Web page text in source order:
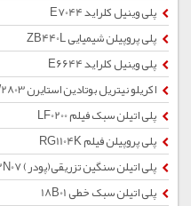
پلی وینیل کلراید E7044
پلی پروپیلن شیمیایی ZB440L
پلی وینیل کلراید E6644
اکریلو نیتریل بوتادین استایرن SV0157NW2803
پلی اتیلن سبک فیلم LF0200
پلی پروپیلن فیلم RG1104K
پلی اتیلن سنگین تزریقی(پودر) 62N07
پلی اتیلن سبک خطی 18B01